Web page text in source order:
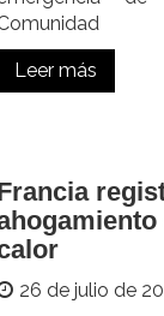
Leer más
26 de julio de